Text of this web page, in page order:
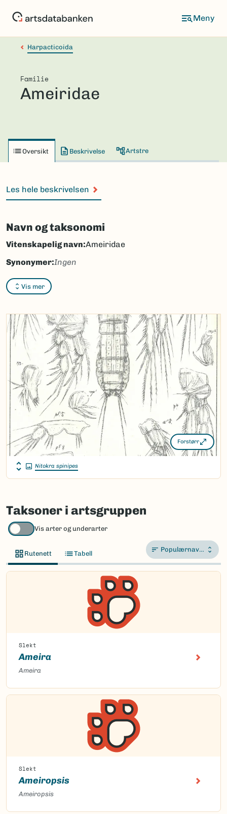
Harpacticoida
Familie
Ameiridae
Oversikt Beskrivelse Artstre
Les hele beskrivelsen
Navn og taksonomi
Vis mer
Vitenskapelig navn:Ameiridae
Synonymer:Ingen
Bokmål:Ingen
Nynorsk:Ingen
Nordsamisk/Davvisámegiella:Ingen
Vitenskapelig navn ID:
43410
Takson ID:26815
Gå til Nortaxa for flere detaljer
(Ekstern lenke)
Forstørr
Nitokra spinipes
Taksoner i artsgruppen
Vis arter og underarter
Rutenett Tabell Populærnavn A-Å
Slekt
Ameira
Ameira
Slekt
Ameiropsis
Ameiropsis